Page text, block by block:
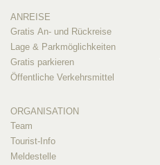
ANREISE
Gratis An- und Rückreise
Lage & Parkmöglichkeiten
Gratis parkieren
Öffentliche Verkehrsmittel
ORGANISATION
Team
Tourist-Info
Meldestelle